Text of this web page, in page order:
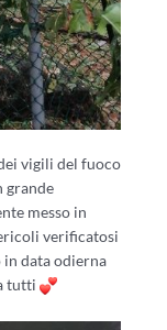
vigili del fuoco
grande
messo in
verificatosi
in data odierna
tutti